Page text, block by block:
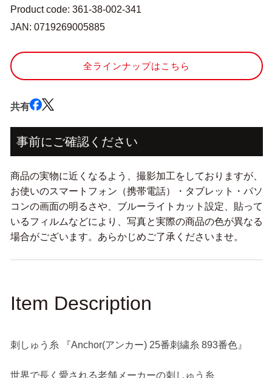
ー)
25
刺
糸
番
の
数
を
減
ら
す
ー)
25
刺
繍
糸
の
数
を
増
や
す
Product code: 361-38-002-341
JAN: 0719269005885
全ラインナップはこちら
共有
事前にご確認ください
商品の実物に近くなるよう、撮影加工をしておりますが、
お使いのスマートフォン（携帯電話）・タブレット・パソ
コンの画面の明るさや、ブルーライトカット設定、貼って
いるフィルムなどにより、写真と実際の商品の色が異なる
場合がございます。あらかじめご了承くださいませ。
Item Description
刺しゅう糸 『Anchor(アンカー) 25番刺繍糸 893番色』
世界で長く愛される老舗メーカーの刺しゅう糸